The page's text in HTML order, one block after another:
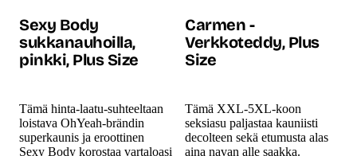
Sexy Body
sukkanauhoilla,
pinkki, Plus Size
Tämä hinta-laatu-suhteeltaan
loistava OhYeah-brändin
superkaunis ja eroottinen
Sexy Body korostaa vartaloasi
Carmen -
Verkkoteddy, Plus
Size
Tämä XXL-5XL-koon
seksiasu paljastaa kauniisti
decolteen sekä etumusta alas
aina navan alle saakka.